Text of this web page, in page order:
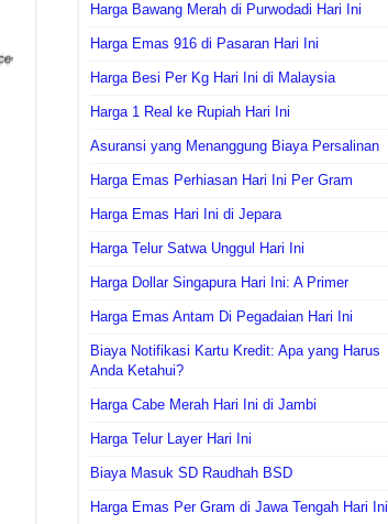
Harga Bawang Merah di Purwodadi Hari Ini
Harga Emas 916 di Pasaran Hari Ini
Harga Besi Per Kg Hari Ini di Malaysia
Harga 1 Real ke Rupiah Hari Ini
Asuransi yang Menanggung Biaya Persalinan
Harga Emas Perhiasan Hari Ini Per Gram
Harga Emas Hari Ini di Jepara
Harga Telur Satwa Unggul Hari Ini
Harga Dollar Singapura Hari Ini: A Primer
Harga Emas Antam Di Pegadaian Hari Ini
Biaya Notifikasi Kartu Kredit: Apa yang Harus
Anda Ketahui?
Harga Cabe Merah Hari Ini di Jambi
Harga Telur Layer Hari Ini
Biaya Masuk SD Raudhah BSD
Harga Emas Per Gram di Jawa Tengah Hari Ini